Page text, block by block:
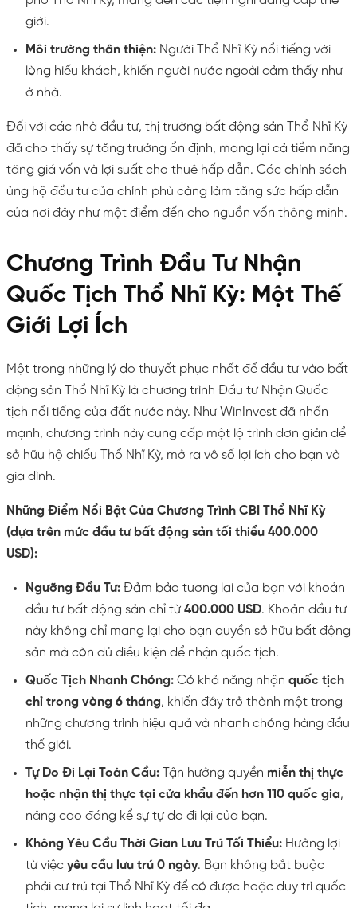
giới.
Môi trường thân thiện: Người Thổ Nhĩ Kỳ nổi tiếng với
lòng hiếu khách, khiến người nước ngoài cảm thấy như
ở nhà.
Đối với các nhà đầu tư, thị trường bất động sản Thổ Nhĩ Kỳ
đã cho thấy sự tăng trưởng ổn định, mang lại cả tiềm năng
tăng giá vốn và lợi suất cho thuê hấp dẫn. Các chính sách
ủng hộ đầu tư của chính phủ càng làm tăng sức hấp dẫn
của nơi đây như một điểm đến cho nguồn vốn thông minh.
Chương Trình Đầu Tư Nhận
Quốc Tịch Thổ Nhĩ Kỳ: Một Thế
Giới Lợi Ích
Một trong những lý do thuyết phục nhất để đầu tư vào bất
động sản Thổ Nhĩ Kỳ là chương trình Đầu tư Nhận Quốc
tịch nổi tiếng của đất nước này. Như WinInvest đã nhấn
mạnh, chương trình này cung cấp một lộ trình đơn giản để
sở hữu hộ chiếu Thổ Nhĩ Kỳ, mở ra vô số lợi ích cho bạn và
gia đình.
Những Điểm Nổi Bật Của Chương Trình CBI Thổ Nhĩ Kỳ
(dựa trên mức đầu tư bất động sản tối thiểu 400.000
USD):
Ngưỡng Đầu Tư: Đảm bảo tương lai của bạn với khoản
đầu tư bất động sản chỉ từ 400.000 USD. Khoản đầu tư
này không chỉ mang lại cho bạn quyền sở hữu bất động
sản mà còn đủ điều kiện để nhận quốc tịch.
Quốc Tịch Nhanh Chóng: Có khả năng nhận quốc tịch
chỉ trong vòng 6 tháng, khiến đây trở thành một trong
những chương trình hiệu quả và nhanh chóng hàng đầu
thế giới.
Tự Do Đi Lại Toàn Cầu: Tận hưởng quyền miễn thị thực
hoặc nhận thị thực tại cửa khẩu đến hơn 110 quốc gia,
nâng cao đáng kể sự tự do đi lại của bạn.
Không Yêu Cầu Thời Gian Lưu Trú Tối Thiểu: Hưởng lợi
từ việc yêu cầu lưu trú 0 ngày. Bạn không bắt buộc
phải cư trú tại Thổ Nhĩ Kỳ để có được hoặc duy trì quốc